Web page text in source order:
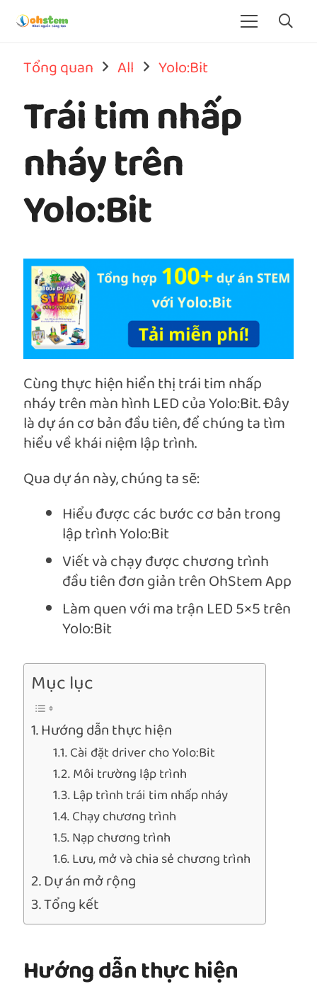
Tổng quan All Yolo:Bit
Trái tim nhấp
nháy trên
Yolo:Bit
Cùng thực hiện hiển thị trái tim nhấp
nháy trên màn hình LED của Yolo:Bit. Đây
là dự án cơ bản đầu tiên, để chúng ta tìm
hiểu về khái niệm lập trình.
Qua dự án này, chúng ta sẽ:
Hiểu được các bước cơ bản trong
lập trình Yolo:Bit
Viết và chạy được chương trình
đầu tiên đơn giản trên OhStem App
Làm quen với ma trận LED 5×5 trên
Yolo:Bit
Mục lục
Hướng dẫn thực hiện
Cài đặt driver cho Yolo:Bit
Môi trường lập trình
Lập trình trái tim nhấp nháy
Chạy chương trình
Nạp chương trình
Lưu, mở và chia sẻ chương trình
Dự án mở rộng
Tổng kết
Hướng dẫn thực hiện